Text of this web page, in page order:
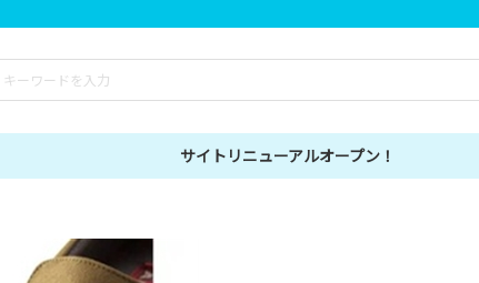
サイトリニューアルオープン！